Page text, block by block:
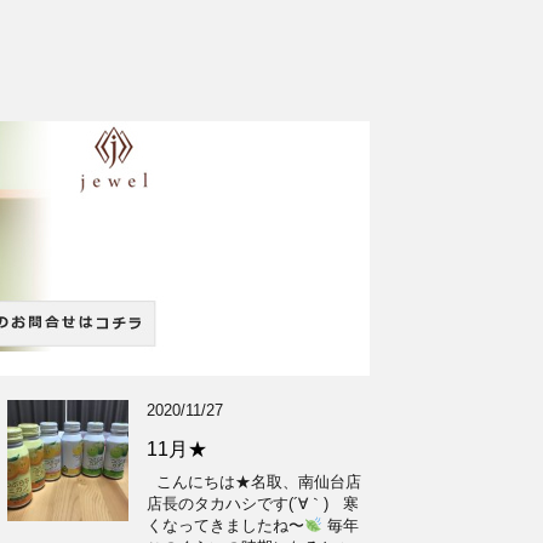
2020/11/27
11月★
こんにちは★名取、南仙台店
店長のタカハシです(´∀｀) 寒
くなってきましたね〜
毎年